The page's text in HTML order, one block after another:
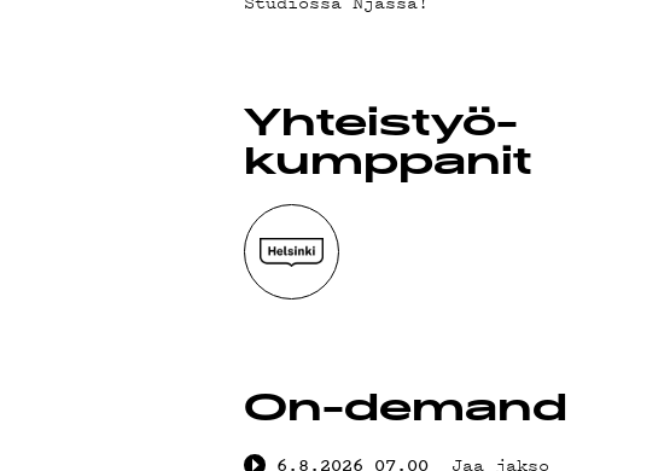
G
Yhteistyö­
kumppanit
On-demand
6.8.2026 07.00
Jaa jakso